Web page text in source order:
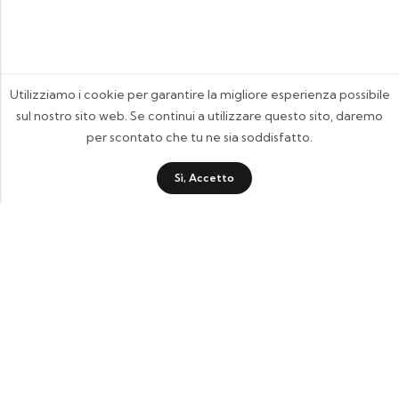
Utilizziamo i cookie per garantire la migliore esperienza possibile
sul nostro sito web. Se continui a utilizzare questo sito, daremo
per scontato che tu ne sia soddisfatto.
Sì, Accetto